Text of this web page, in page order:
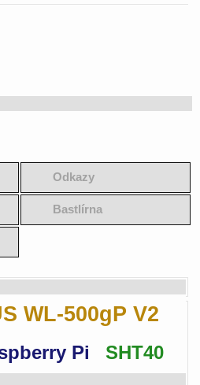
Odkazy
Bastlírna
WL-500gP V2
Pi SHT40